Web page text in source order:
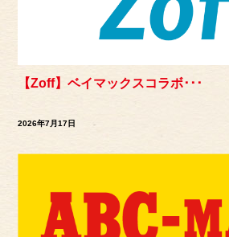
【Zoff】ベイマックスコラボ･･･
2026年7月17日